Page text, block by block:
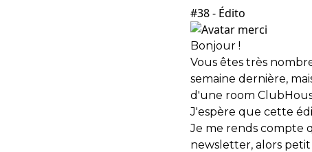
#38 - Édito
Bonjour !
Vous êtes très
semaine dernière,
d'une room
J'espère que cette
Je me rends compte
newsletter, alors